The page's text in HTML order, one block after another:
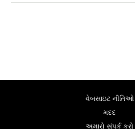
વેબસાઇટ નીતિઓ
મદદ
અમારો સંપર્ક કરો